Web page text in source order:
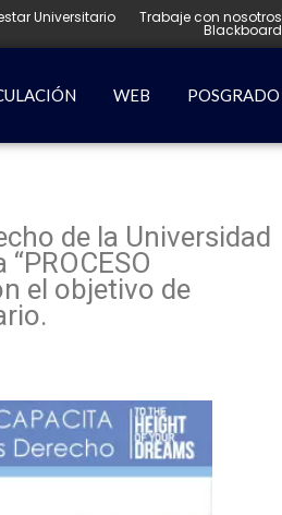
Universitario Trabaje con nosotros
Blackboard
WEB POSGRADO
de la Universidad
el objetivo de